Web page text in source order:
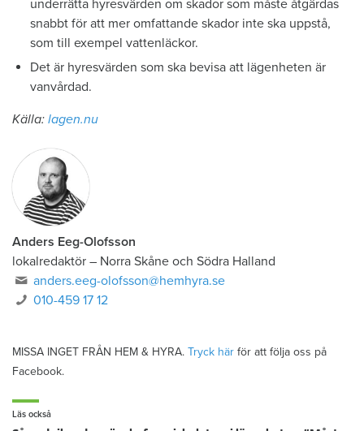
underrätta hyresvärden om skador som måste åtgärdas
snabbt för att mer omfattande skador inte ska uppstå,
som till exempel vattenläckor.
Det är hyresvärden som ska bevisa att lägenheten är
vanvårdad.
Källa: lagen.nu
Anders Eeg-Olofsson
lokalredaktör – Norra Skåne och Södra Halland
anders.eeg-olofsson@hemhyra.se
010-459 17 12
MISSA INGET FRÅN HEM & HYRA. Tryck här för att följa oss på
Facebook.
Läs också